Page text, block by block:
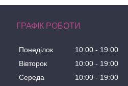
ГРАФІК РОБОТИ
Понеділок 10:00
19:00
Вівторок
10:00
19:00
Середа
10:00
19:00